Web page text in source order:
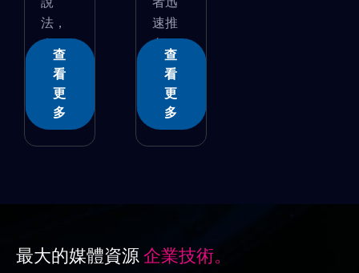
法，
�...
查
看
更
多
速推
向...
查
看
更
多
最大的媒體資源 企業技術。